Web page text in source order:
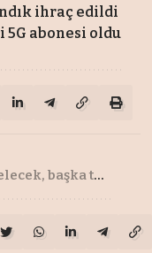
ihraç edildi
abonesi oldu
başka türlü olabilme cesaretidir'